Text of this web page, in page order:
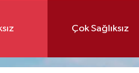
Çok Sağlıksız